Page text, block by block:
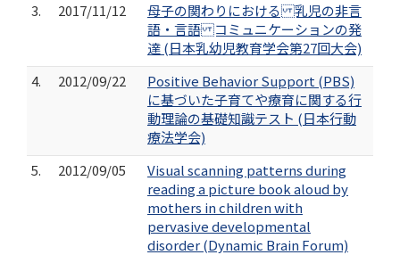
3.
2017/11/12
母子の関わりにおける 乳児の非言
語・言語 コミュニケーションの発
達 (日本乳幼児教育学会第27回大会)
4.
2012/09/22
Positive Behavior Support (PBS)
に基づいた子育てや療育に関する行
動理論の基礎知識テスト (日本行動
療法学会)
5.
2012/09/05
Visual scanning patterns during
reading a picture book aloud by
mothers in children with
pervasive developmental
disorder (Dynamic Brain Forum)